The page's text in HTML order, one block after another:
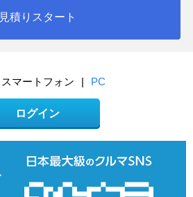
見積りスタート
スマートフォン | PC
ログイン